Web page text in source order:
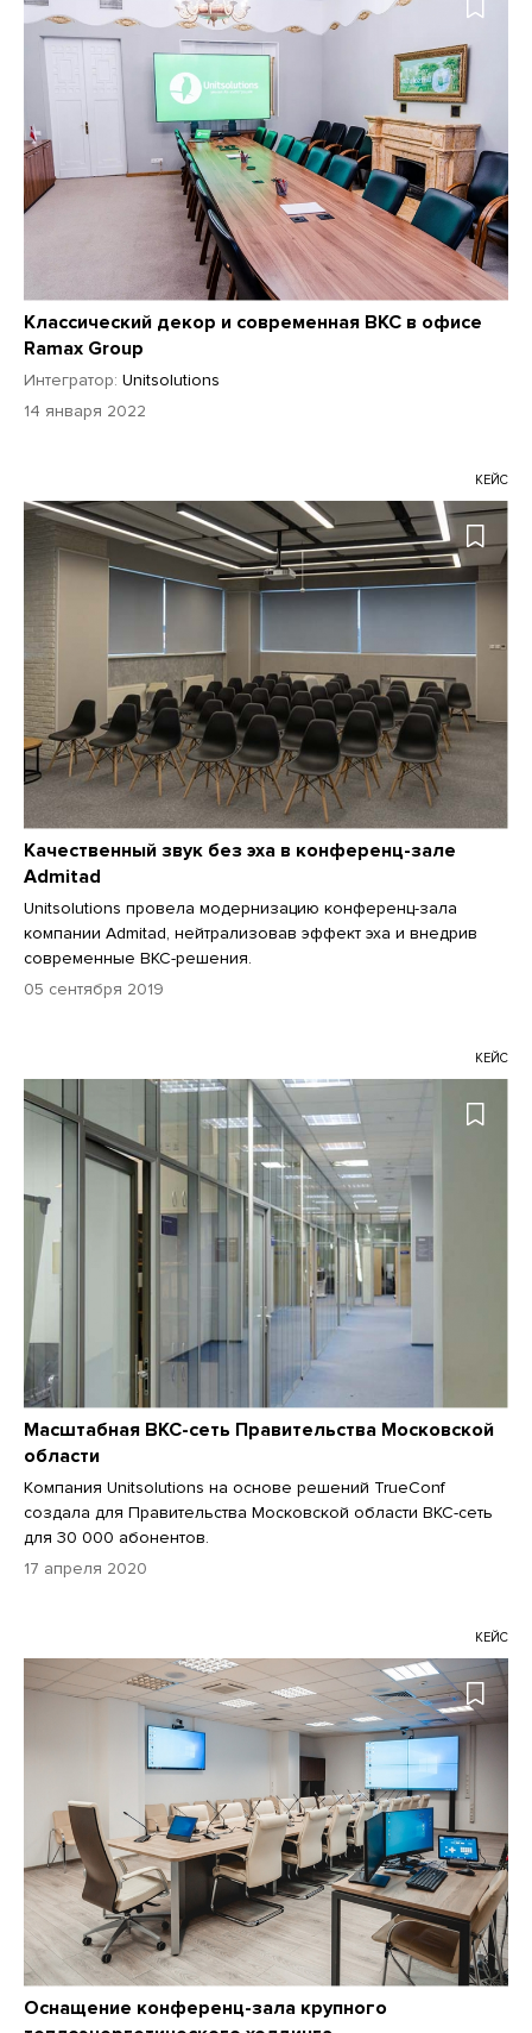
Классический декор и современная ВКС в офисе
Ramax Group
Интегратор: Unitsolutions
14 января 2022
КЕЙС
Качественный звук без эха в конференц-зале
Admitad
Unitsolutions провела модернизацию конференц-зала
компании Admitad, нейтрализовав эффект эха и внедрив
современные ВКС-решения.
05 сентября 2019
КЕЙС
Масштабная ВКС-сеть Правительства Московской
области
Компания Unitsolutions на основе решений TrueConf
создала для Правительства Московской области ВКС-сеть
для 30 000 абонентов.
17 апреля 2020
КЕЙС
Оснащение конференц-зала крупного